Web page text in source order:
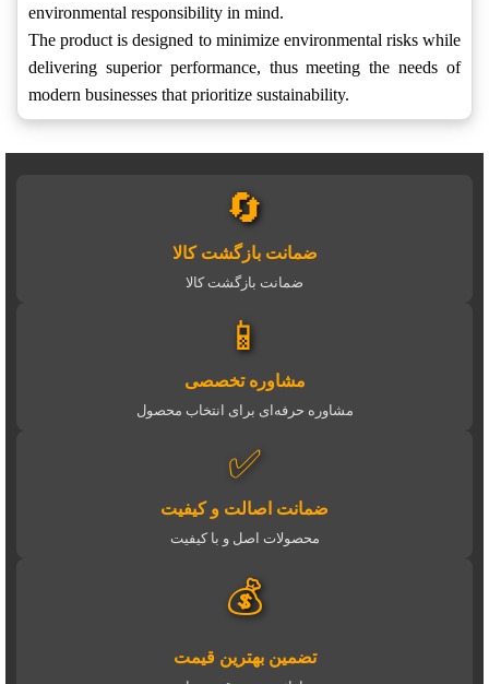
environmental responsibility in mind.
The product is designed to minimize environmental risks while
delivering superior performance, thus meeting the needs of
modern businesses that prioritize sustainability.
🔄
ضمانت بازگشت کالا
ضمانت بازگشت کالا
📱
مشاوره تخصصی
مشاوره حرفه‌ای برای انتخاب محصول
✅
ضمانت اصالت و کیفیت
محصولات اصل و با کیفیت
💰
تضمین بهترین قیمت